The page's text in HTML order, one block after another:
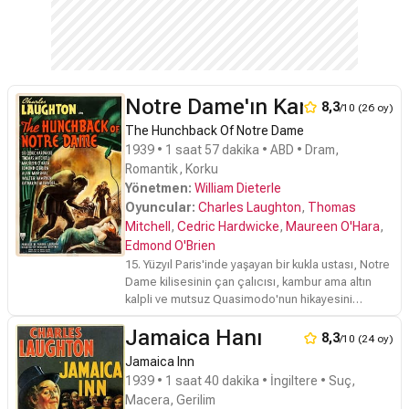
Notre Dame'ın Kamburu
8,3/10 (26 oy)
The Hunchback Of Notre Dame
1939 • 1 saat 57 dakika • ABD • Dram,
Romantik, Korku
Yönetmen: William Dieterle
Oyuncular: Charles Laughton, Thomas
Mitchell , Cedric Hardwicke, Maureen O'Hara,
Edmond O'Brien
15. Yüzyıl Paris'inde yaşayan bir kukla ustası, Notre
Dame kilisesinin çan çalıcısı, kambur ama altın
kalpli ve mutsuz Quasimodo'nun hikayesini
kiliseye alarak hem dış dünyaya kapatmıştır hem
çingene topluluğuyla ortalık daha da şenleniyor ve
Quasimodo çingene güzeli Esmeralda'ya aşık
oluyor.
Jamaica Hanı 8,3/10 (24 oy)
Jamaica Inn
1939 • 1 saat 40 dakika • İngiltere • Suç,
Macera, Gerilim